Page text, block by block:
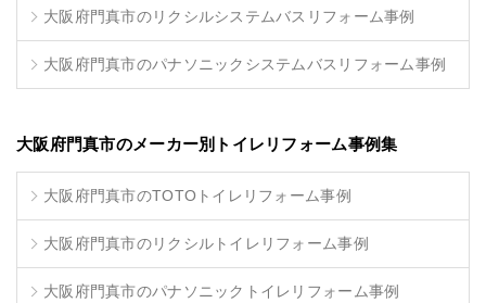
大阪府門真市のリクシルシステムバスリフォーム事例
大阪府門真市のパナソニックシステムバスリフォーム事例
大阪府門真市のメーカー別トイレリフォーム事例集
大阪府門真市のTOTOトイレリフォーム事例
大阪府門真市のリクシルトイレリフォーム事例
大阪府門真市のパナソニックトイレリフォーム事例